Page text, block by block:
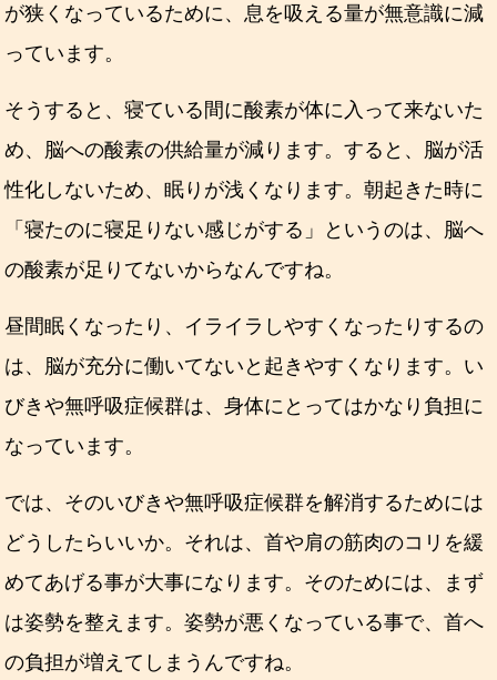
が狭くなっているために、息を吸える量が無意識に減
っています。
そうすると、寝ている間に酸素が体に入って来ないた
め、脳への酸素の供給量が減ります。すると、脳が活
性化しないため、眠りが浅くなります。朝起きた時に
「寝たのに寝足りない感じがする」というのは、脳へ
の酸素が足りてないからなんですね。
昼間眠くなったり、イライラしやすくなったりするの
は、脳が充分に働いてないと起きやすくなります。い
びきや無呼吸症候群は、身体にとってはかなり負担に
なっています。
では、そのいびきや無呼吸症候群を解消するためには
どうしたらいいか。それは、首や肩の筋肉のコリを緩
めてあげる事が大事になります。そのためには、まず
は姿勢を整えます。姿勢が悪くなっている事で、首へ
の負担が増えてしまうんですね。